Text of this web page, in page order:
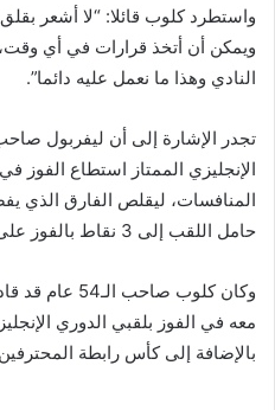
واستطرد كلوب قائلا: “لا أشعر
ويمكن أن أتخذ قرارات في أي
النادي وهذا ما نعمل عليه دائما”.
تجدر الإشارة إلى أن ليفربول
المنافسات، ليقلص الفارق الذي
حامل اللقب إلى 3 نقاط بالفوز على ضيفه وستهام.
معه في الفوز بلقبي الدوري
بالإضافة إلى كأس رابطة